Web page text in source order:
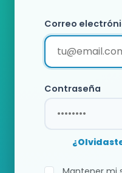
Correo
Contraseña